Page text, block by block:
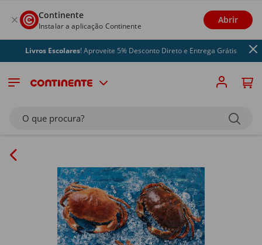
Continente
Instalar a aplicação Continente
Abrir
Livros Escolares! Aproveite 5% Desconto Direto e Entrega Grátis
O que procura?